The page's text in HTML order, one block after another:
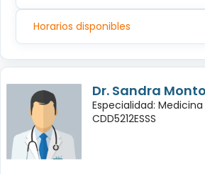
Horarios disponibles
Dr. Sandra
Especialidad:
CDD5212ESSS